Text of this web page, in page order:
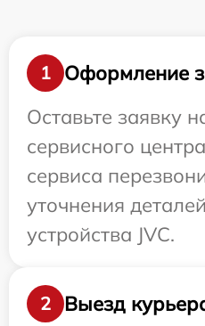
1
Оформление
Оставьте заявку
сервисного
сервиса
уточнения
устройства JVC.
2
Выезд